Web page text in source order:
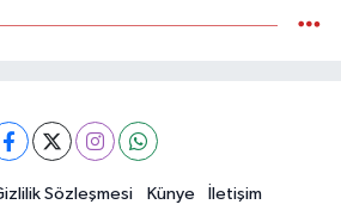
Sözleşmesi Künye İletişim